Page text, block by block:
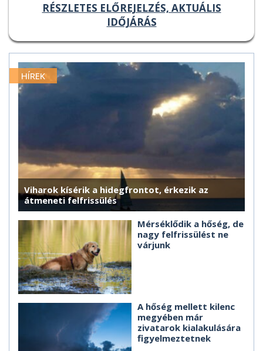
RÉSZLETES ELŐREJELZÉS, AKTUÁLIS
IDŐJÁRÁS
HÍREK
Viharok kísérik a hidegfrontot, érkezik az
átmeneti felfrissülés
Mérséklődik a hőség, de
nagy felfrissülést ne
várjunk
A hőség mellett kilenc
megyében már
zivatarok kialakulására
figyelmeztetnek